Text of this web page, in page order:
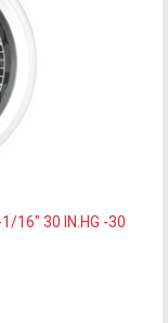
16" 30 IN.HG -30